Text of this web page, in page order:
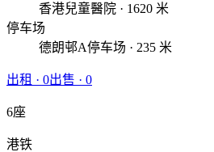
香港兒童醫院 · 1620 米
停车场
德朗邨A停车场 · 235 米
出租 · 0出售 · 0
6座
港铁